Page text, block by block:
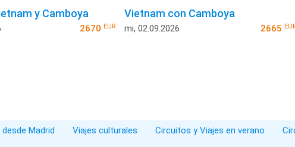
y Camboya
2670 EUR
Vietnam con Camboya
mi, 02.09.2026 2665
Madrid Viajes culturales Circuitos y Viajes en verano